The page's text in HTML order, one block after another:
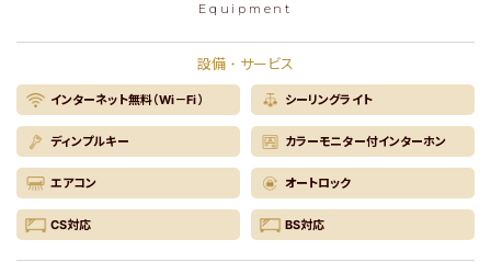
Equipment
設備・サービス
インターネット無料（Wi－Fi） シーリングライト
ディンプルキー カラーモニター付インターホン
エアコン オートロック
CS対応 BS対応